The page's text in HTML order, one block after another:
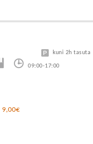
09:00-17:00
kuni 2h tasuta
9,00€